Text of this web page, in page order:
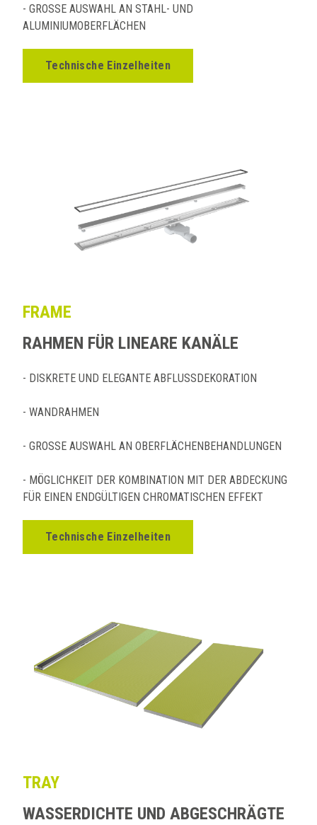
- GROSSE AUSWAHL AN STAHL- UND
ALUMINIUMOBERFLÄCHEN
Technische Einzelheiten
FRAME
RAHMEN FÜR LINEARE KANÄLE
- DISKRETE UND ELEGANTE ABFLUSSDEKORATION
- WANDRAHMEN
- GROSSE AUSWAHL AN OBERFLÄCHENBEHANDLUNGEN
- MÖGLICHKEIT DER KOMBINATION MIT DER ABDECKUNG
FÜR EINEN ENDGÜLTIGEN CHROMATISCHEN EFFEKT
Technische Einzelheiten
TRAY
WASSERDICHTE UND ABGESCHRÄGTE